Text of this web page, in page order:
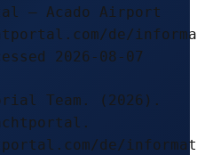
– Acado Airport
de/
2026-08-07
Team. (2026).
de/